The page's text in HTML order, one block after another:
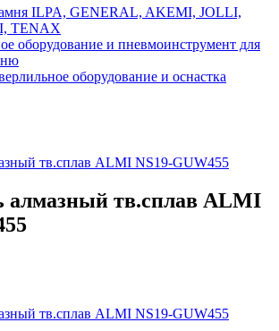
ILPA, GENERAL, AKEMI, JOLLI,
TENAX
оборудование и пневмоинструмент для
оборудование и оснастка
алмазный тв.сплав ALMI